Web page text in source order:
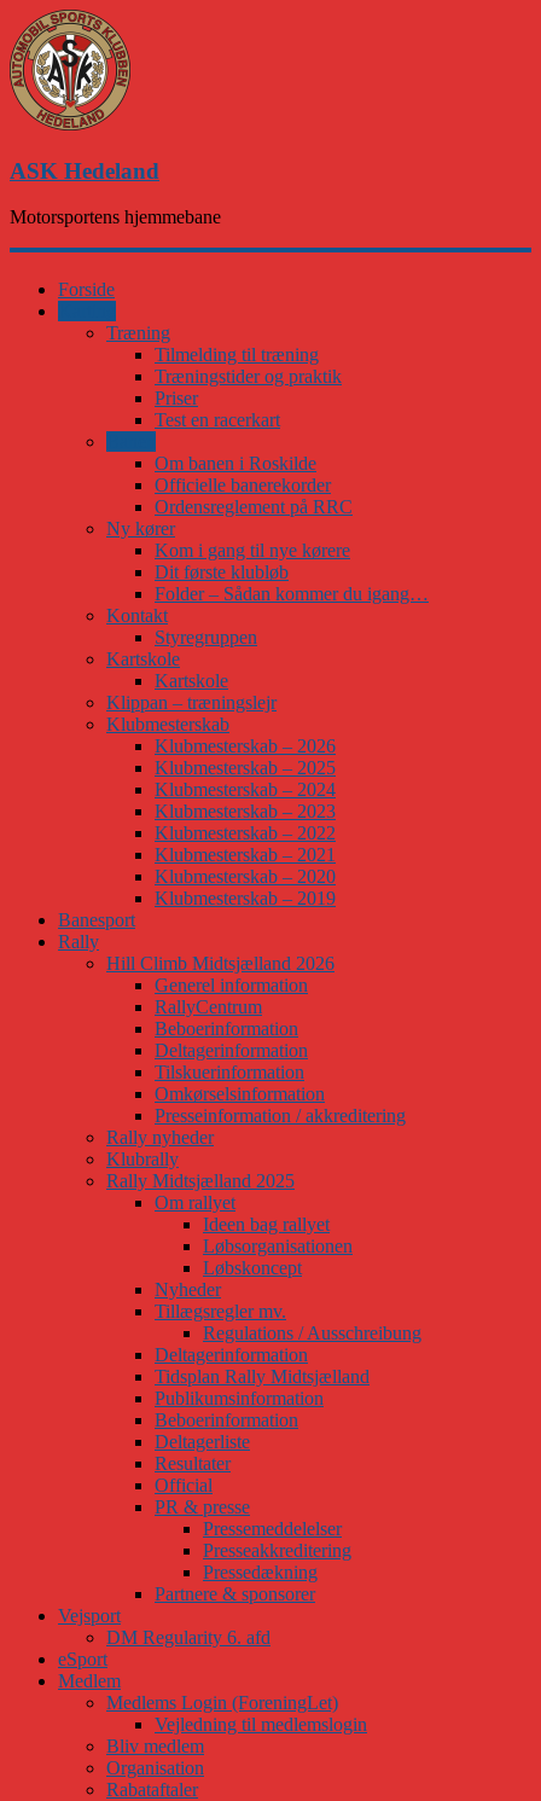
ASK Hedeland
Motorsportens hjemmebane
Forside
Træning
Tilmelding til træning
Træningstider og praktik
Priser
Test en racerkart
Om banen i Roskilde
Officielle banerekorder
Ordensreglement på RRC
Ny kører
Kom i gang til nye kørere
Dit første klubløb
Folder – Sådan kommer du igang…
Kontakt
Styregruppen
Kartskole
Kartskole
Klippan – træningslejr
Klubmesterskab
Klubmesterskab – 2026
Klubmesterskab – 2025
Klubmesterskab – 2024
Klubmesterskab – 2023
Klubmesterskab – 2022
Klubmesterskab – 2021
Klubmesterskab – 2020
Klubmesterskab – 2019
Banesport
Rally
Hill Climb Midtsjælland 2026
Generel information
RallyCentrum
Beboerinformation
Deltagerinformation
Tilskuerinformation
Omkørselsinformation
Presseinformation / akkreditering
Rally nyheder
Klubrally
Rally Midtsjælland 2025
Om rallyet
Ideen bag rallyet
Løbsorganisationen
Løbskoncept
Nyheder
Tillægsregler mv.
Regulations / Ausschreibung
Deltagerinformation
Tidsplan Rally Midtsjælland
Publikumsinformation
Beboerinformation
Deltagerliste
Resultater
Official
PR & presse
Pressemeddelelser
Presseakkreditering
Pressedækning
Partnere & sponsorer
Vejsport
DM Regularity 6. afd
eSport
Medlem
Medlems Login (ForeningLet)
Vejledning til medlemslogin
Bliv medlem
Organisation
Rabataftaler